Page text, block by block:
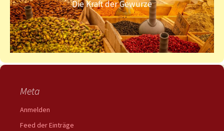
Die Kraft der Gewürze
Meta
Anmelden
Feed der Einträge